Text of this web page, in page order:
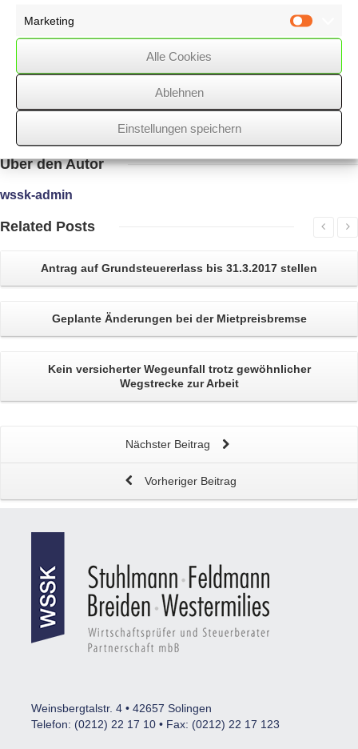
Marketing
Alle Cookies
Ablehnen
Einstellungen speichern
kein Setzen einer solchen Frist dar. Sie bringt nur den Wunsch zum
28/06/2017 / Rechtsgebiete,WSSK
Überden Autor
wssk-admin
Related Posts
Antrag auf Grundsteuererlass bis 31.3.2017 stellen
Geplante Änderungen bei der Mietpreisbremse
Kein versicherterWegeunfall trotz gewöhnlicher
Wegstrecke zur Arbeit
Nächster Beitrag
Vorheriger Beitrag
Weinsbergtalstr. 4 • 42657 Solingen
Telefon: (0212) 22 17 10 • Fax: (0212) 22 17 123